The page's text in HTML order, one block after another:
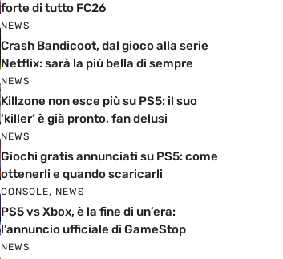
forte di tutto FC26
NEWS
Crash Bandicoot, dal gioco alla serie
Netflix: sarà la più bella di sempre
NEWS
Killzone non esce più su PS5: il suo
‘killer’ è già pronto, fan delusi
NEWS
Giochi gratis annunciati su PS5: come
ottenerli e quando scaricarli
CONSOLE, NEWS
PS5 vs Xbox, è la fine di un’era:
l’annuncio ufficiale di GameStop
NEWS